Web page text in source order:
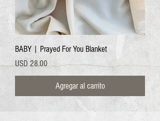
BABY | Prayed For You Blanket
Precio
USD 28.00
Agregar al carrito